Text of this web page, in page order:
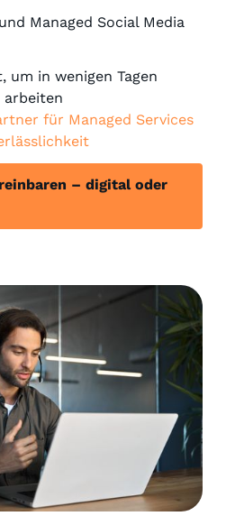
Managed Social Media
in wenigen Tagen
für Managed Services
– digital oder